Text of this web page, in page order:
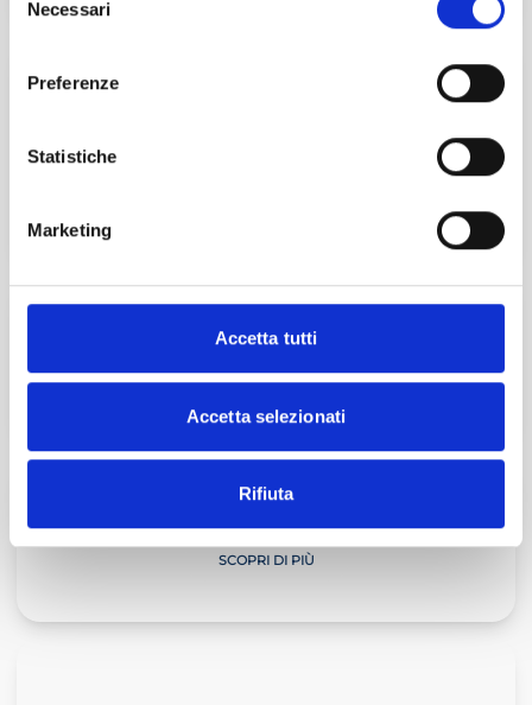
delNecessari
Preferenze
Statistiche
Marketing
Accetta tutti
Accetta selezionati
Rifiuta
ISCRIVITI
Master Start4Comm
SCOPRI DI PIÙ